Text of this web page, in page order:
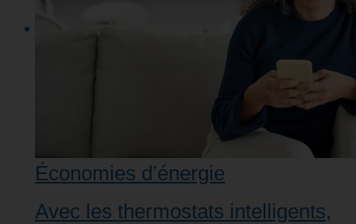
Économies d’énergie
Avec les thermostats intelligents,